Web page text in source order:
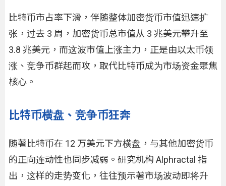
比特币市占率下滑，伴随整体加密货币市值迅速扩
张，过去 3 周，加密货币总市值从 3 兆美元攀升至
3.8 兆美元，而这波市值上涨主力，正是由以太币领
涨、竞争币群起而攻，取代比特币成为市场资金聚焦
核心。
比特币横盘、竞争币狂奔
随著比特币在 12 万美元下方横盘，与其他加密货币
的正向连动性也同步减弱。研究机构 Alphractal 指
出，这样的走势变化，往往预示著市场波动即将升